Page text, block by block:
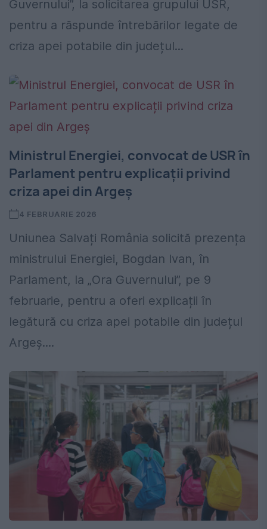
Guvernului”, la solicitarea grupului USR,
pentru a răspunde întrebărilor legate de
criza apei potabile din județul...
Ministrul Energiei, convocat de USR în
Parlament pentru explicații privind
criza apei din Argeș
4 FEBRUARIE 2026
Uniunea Salvați România solicită prezența
ministrului Energiei, Bogdan Ivan, în
Parlament, la „Ora Guvernului”, pe 9
februarie, pentru a oferi explicații în
legătură cu criza apei potabile din județul
Argeș....